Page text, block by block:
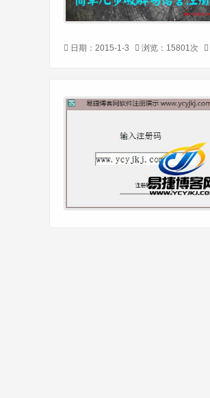
日期：2015-1-3 浏览：15801次